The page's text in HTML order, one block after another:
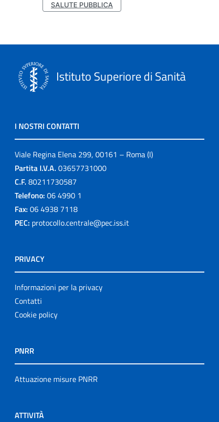
SALUTE PUBBLICA
Istituto Superiore di Sanità
I NOSTRI CONTATTI
Viale Regina Elena 299, 00161 – Roma (I)
Partita I.V.A. 03657731000
C.F. 80211730587
Telefono: 06 4990 1
Fax: 06 4938 7118
PEC: protocollo.centrale@pec.iss.it
PRIVACY
Informazioni per la privacy
Contatti
Cookie policy
PNRR
Attuazione misure PNRR
ATTIVITÀ